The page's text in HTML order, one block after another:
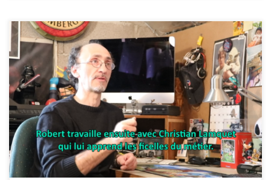
Le 8 avril 2019, nous nous sommes rendus chez Robert Paquet à
Faymonville. Il nous a ouvert les portes de son atelier et nous a
parlé de sa passion: la bande dessinée. Retour en mots et en
images sur cette agréable rencontre. Biographie Robert Paquet
est auteur de bande dessinée. […]